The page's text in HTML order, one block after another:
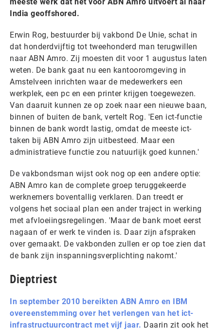
India geoffshored.
Erwin Rog, bestuurder bij vakbond De Unie, schat in
dat honderdvijftig tot tweehonderd man terugwillen
naar ABN Amro. Zij moesten dit voor 1 augustus laten
weten. De bank gaat nu een kantooromgeving in
Amstelveen inrichten waar de medewerkers een
werkplek, een pc en een printer krijgen toegewezen.
Van daaruit kunnen ze op zoek naar een nieuwe baan,
binnen of buiten de bank, vertelt Rog. 'Een ict-functie
binnen de bank wordt lastig, omdat de meeste ict-
taken bij ABN Amro zijn uitbesteed. Maar een
administratieve functie zou natuurlijk goed kunnen.'
De vakbondsman wijst ook nog op een andere optie:
ABN Amro kan de complete groep teruggekeerde
werknemers boventallig verklaren. Dan treedt er
volgens het sociaal plan een ander traject in werking
met afvloeiingsregelingen. 'Maar de bank moet eerst
nagaan of er werk te vinden is. Daar zijn afspraken
over gemaakt. De vakbonden zullen er op toe zien dat
de bank zijn inspanningsverplichting nakomt.'
Dieptriest
In september 2010 bereikten ABN Amro en IBM
overeenstemming over het verlengen van het ict-
infrastructuurcontract met vijf jaar. Daarin zit ook het